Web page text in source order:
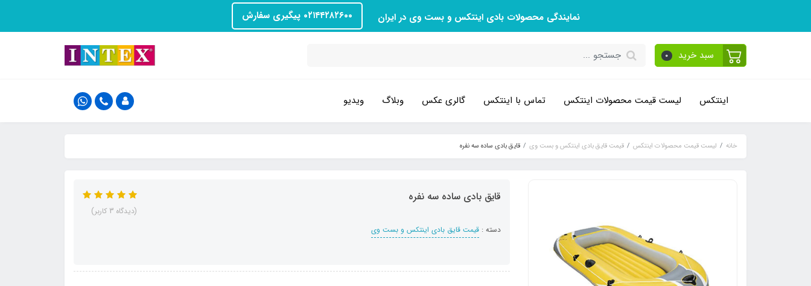
نمایندگی محصولات بادی اینتکس و بست وی در ایران ۰۲۱۴۴۲۸۲۶۰۰ پیگیری سفارش
سبد خرید 0
اینتکس لیست قیمت محصولات اینتکس تماس با اینتکس گالری عکس وبلاگ ویدیو
خانه لیست قیمت محصولات اینتکس قیمت قایق بادی اینتکس و بست وی قایق بادی ساده سه نفره
قایق بادی ساده سه نفره
دسته : قیمت قایق بادی اینتکس و بست وی
(دیدگاه 3 کاربر)